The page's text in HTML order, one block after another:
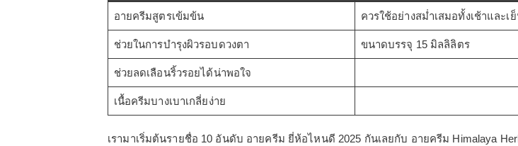
อายครีมสูตรเข้มข้น ควรใช้อย่างสม่ำเสมอทั้งเช้าและเ
ช่วยในการบำรุงผิวรอบดวงตา ขนาดบรรจุ 15 มิลลิลิตร
ช่วยลดเลือนริ้วรอยได้น่าพอใจ
เนื้อครีมบางเบาเกลี่ยง่าย
เรามาเริ่มต้นรายชื่อ 10 อันดับ อายครีม ยี่ห้อไหนดี 2025 กันเลยกับ อายครีม Himalaya